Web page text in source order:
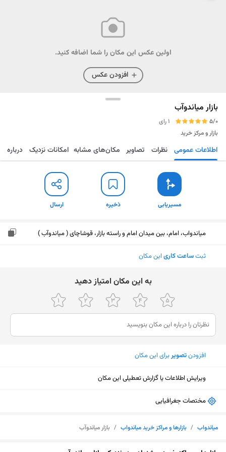
اولین عکس این مکان را شما اضافه کنید.
افزودن عکس
بازار میاندوآب
5/0
1 رای
بازار و مرکز خرید
مسیریابی ذخیره ارسال اطلاعات عمومی نظرات تصاویر مکان‌های مشابه امکانات نزدیک درباره
مسیریابی ذخیره ارسال
میاندواب، امام، بین میدان امام و راسته بازار، قوشاچای ( میاندوآب )
ثبتساعت کاری این مکان
ﺑﻪ اﯾﻦ ﻣﮑﺎن اﻣﺘﯿﺎز دﻫﯿﺪ
افزودنتصویربرای این مکان
ویرایش اطلاعات یا گزارش تعطیلی این مکان
مختصات جغرافیایی
میاندواب / بازارها و مراکز خرید میاندواب / بازار میاندوآب